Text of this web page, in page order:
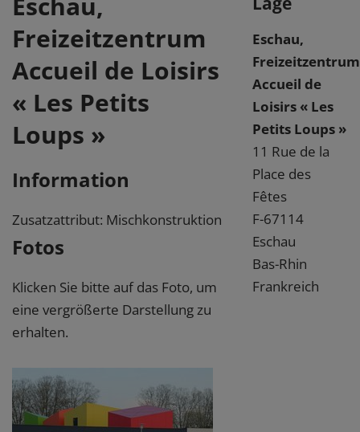
Freizeitzentrum
Accueil de Loisirs
« Les Petits
Loups »
Information
Zusatzattribut: Mischkonstruktion
Fotos
Klicken Sie bitte auf das Foto, um
eine vergrößerte Darstellung zu
erhalten.
Eschau,
Freizeitzentrum
Accueil de
Loisirs « Les
Petits Loups »
11 Rue de la
Place des
Fêtes
F-67114
Eschau
Bas-Rhin
Frankreich